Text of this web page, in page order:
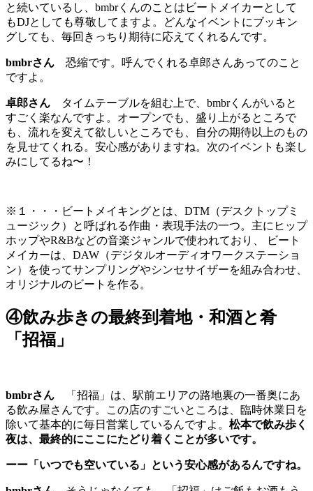
と続いているし、bmbrくんのことはビートメイカーとして
もDJとしても尊敬してますよ。どんなイベントにブッキン
グしても、毎回きっちり期待に応えてくれるんです。
bmbrさん 恐縮です。呼んでくれる卓郎さんあってのこと
ですよ。
卓郎さん タイムテーブルを組む上で、bmbrくんがいると
すごく楽なんですよ。オープンでも、盛り上がるところで
も、流れを変えて欲しいところでも、自分の期待以上のもの
を見せてくれる。安心感がありますね。次のイベントも楽し
みにしてるね〜！
※１・・・ビートメイキングとは、DTM（デスクトップミ
ュージック）と呼ばれる作曲・表現手法の一つ。主にヒップ
ホップやR&Bなどの音楽ジャンルで使われており、 ビート
メイカーは、DAW（デジタルオーディオワークステーショ
ン）を使ってサンプリングやシンセサイザーを組み合わせ、
オリジナルのビートを作る。
④飲み歩きの最終到着地・和酒と肴
「招福」
bmbrさん 「招福」は、駅前エリアの路地裏の一番奥にあ
る飲み屋さんです。この店のすごいところは、臨時休業日を
除いて基本的に毎日営業しているんですよ。 松本で飲み歩く
夜は、最終的にここにたどり着くことが多いです。
ーー「いつでも空いている」という安心感があるんですね。